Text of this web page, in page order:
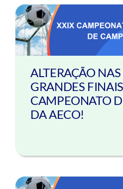
ALTERAÇÃO
GRANDES
CAMPEONATO
DA AECO!